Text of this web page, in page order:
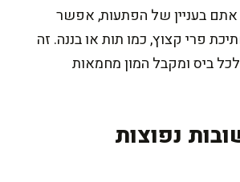
בעניין של הפתעות, אפשר
פרי קצוץ, כמו תות או בננה. זה
ביס ומקבל המון מחמאות
נפוצות